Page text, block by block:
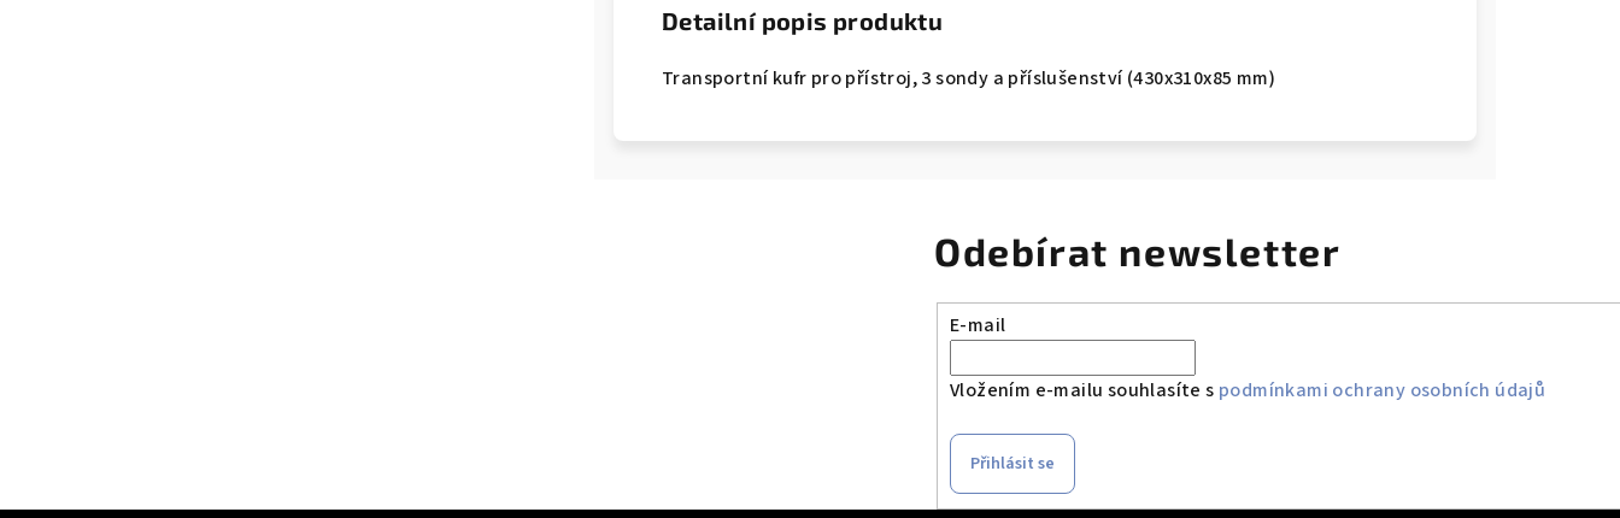
Detailní popis produktu
Transportní kufr pro přístroj, 3 sondy a příslušenství (430x310x85 mm)
Odebírat newsletter
E-mail
Vložením e-mailu souhlasíte s podmínkami ochrany osobních údajů
Přihlásit se